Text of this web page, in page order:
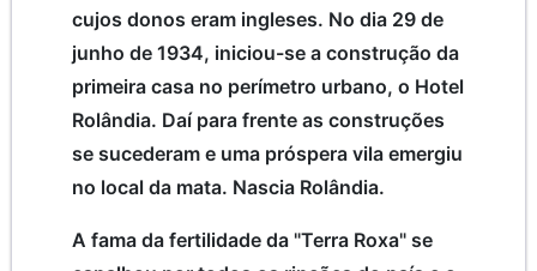
cujos donos eram ingleses. No dia 29 de
junho de 1934, iniciou-se a construção da
primeira casa no perímetro urbano, o Hotel
Rolândia. Daí para frente as construções
se sucederam e uma próspera vila emergiu
no local da mata. Nascia Rolândia.
A fama da fertilidade da "Terra Roxa" se